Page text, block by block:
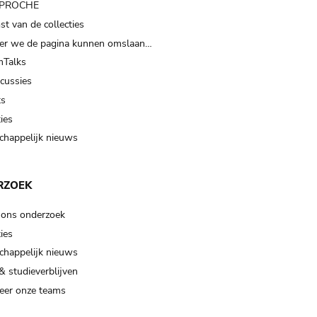
van de collecties
we de pagina kunnen omslaan…
nieuws
onderzoek
nieuws
studieverblijven
onze teams